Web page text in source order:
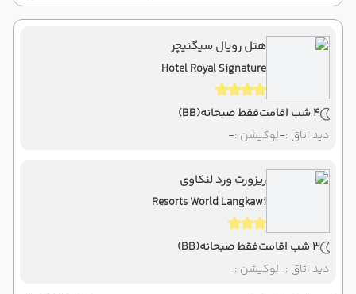
هتل رویال سیگنیچر
Hotel Royal Signature
4 شب اقامت فقط صبحانه(BB)
دید اتاق :-لوکیشن :-
ریزورت ورد لنکاوی
Resorts World Langkawi
3 شب اقامت فقط صبحانه(BB)
دید اتاق :-لوکیشن :-